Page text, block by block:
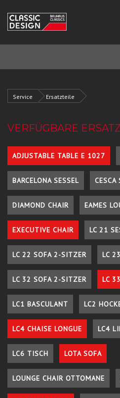
Service Ersatzteile
VERFÜGBARE
ADJUSTABLE TABLE E 1027
BARCELONA SESSEL CESCA
DIAMOND CHAIR EAMES
EXECUTIVE CHAIR LC 21
LC 22 SOFA 2-SITZER LC
LC 32 SOFA 2-SITZER LC
LC1 BASCULANT LC2
LC4 CHAISE LONGUE LC4
LC6 TISCH LOTA SOFA
LOUNGE CHAIR OTTOMANE